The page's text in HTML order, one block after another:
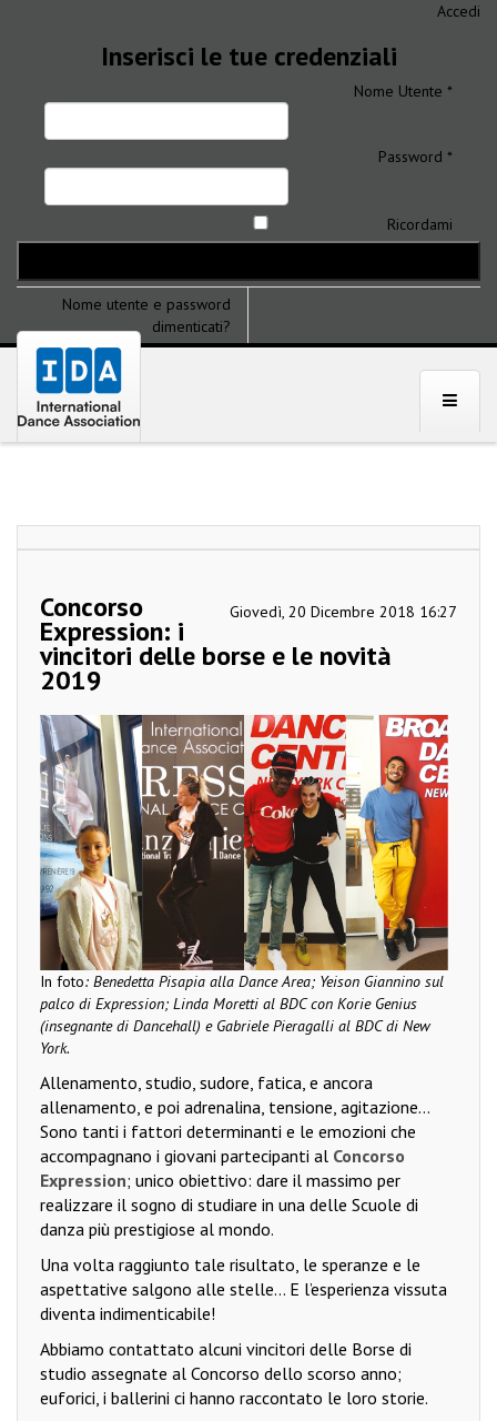
Accedi
Inserisci le tue credenziali
Nome Utente *
Password *
Ricordami
Nome utente e password
dimenticati?
Giovedì, 20 Dicembre 2018 16:27
Concorso
Expression: i
vincitori delle borse e le novità
2019
In foto: Benedetta Pisapia alla Dance Area; Yeison Giannino sul
palco di Expression; Linda Moretti al BDC con Korie Genius
(insegnante di Dancehall) e Gabriele Pieragalli al BDC di New
York.
Allenamento, studio, sudore, fatica, e ancora
allenamento, e poi adrenalina, tensione, agitazione…
Sono tanti i fattori determinanti e le emozioni che
accompagnano i giovani partecipanti al Concorso
Expression; unico obiettivo: dare il massimo per
realizzare il sogno di studiare in una delle Scuole di
danza più prestigiose al mondo.
Una volta raggiunto tale risultato, le speranze e le
aspettative salgono alle stelle… E l’esperienza vissuta
diventa indimenticabile!
Abbiamo contattato alcuni vincitori delle Borse di
studio assegnate al Concorso dello scorso anno;
euforici, i ballerini ci hanno raccontato le loro storie.